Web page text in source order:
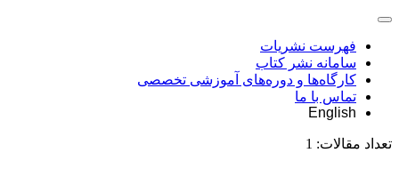
فهرست نشریات
سامانه نشر کتاب
کارگاه‌ها و دوره‌های آموزشی تخصصی
تماس با ما
English
تعداد مقالات: 1